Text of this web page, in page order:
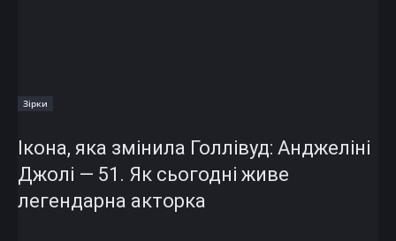
Зірки
Ікона, яка змінила Голлівуд: Анджеліні
Джолі — 51. Як сьогодні живе
легендарна акторка